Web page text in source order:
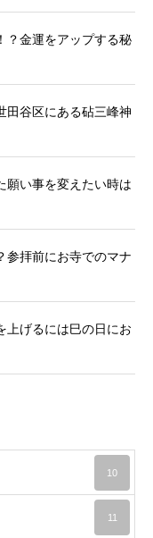
？金運をアップする秘
田谷区にある砧三峰神
願い事を変えたい時は
参拝前にお寺でのマナ
上げるには巳の日にお
10
11